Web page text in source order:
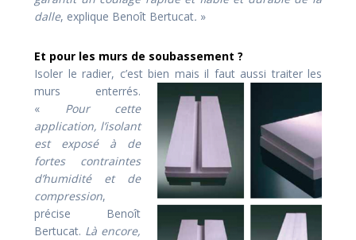
dalle, explique Benoît Bertucat. »
Et pour les murs de soubassement ?
Isoler le radier, c’est bien mais il faut aussi traiter les
murs enterrés.
« Pour cette
application, l’isolant
est exposé à de
fortes contraintes
d’humidité et de
compression,
précise Benoît
Bertucat. Là encore,